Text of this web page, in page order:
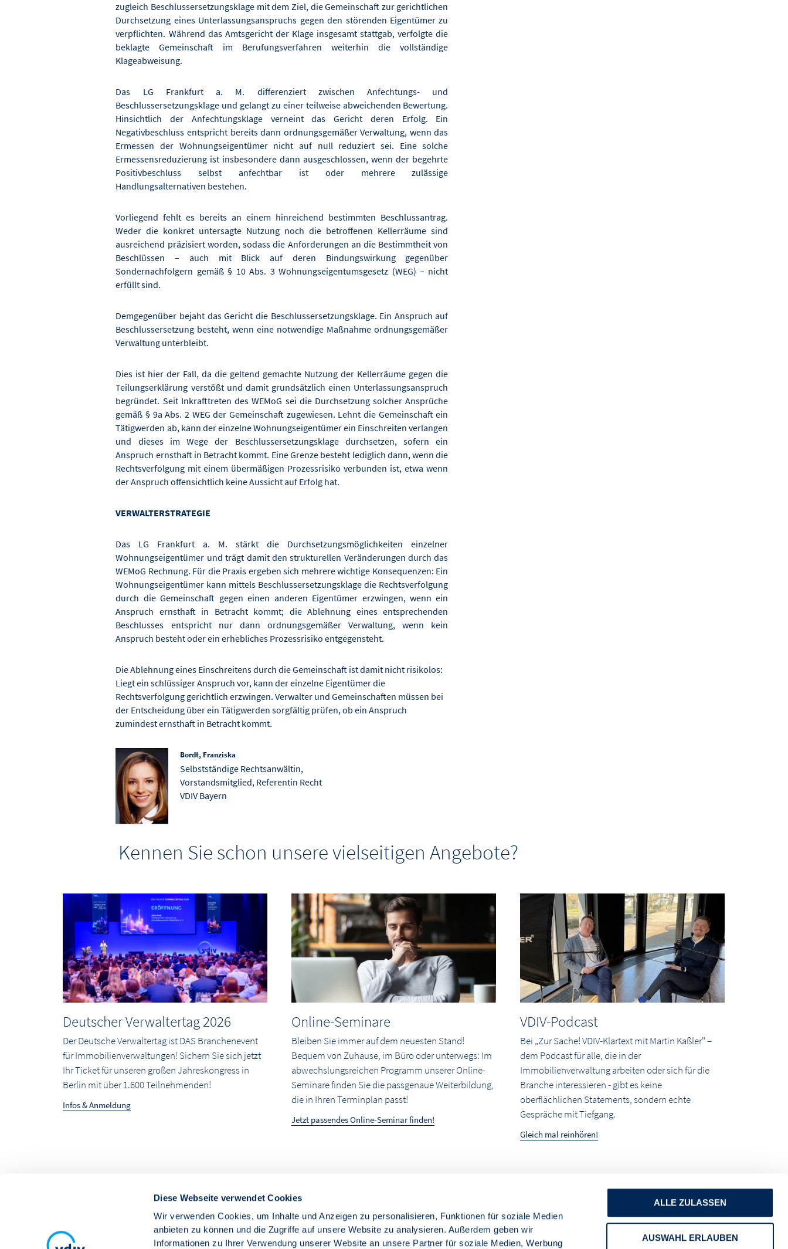
Diese Webseite verwendet Cookies
Wir verwenden Cookies, um Inhalte und Anzeigen zu personalisieren, Funktionen für soziale Medien
anbieten zu können und die Zugriffe auf unsere Website zu analysieren. Außerdem geben wir
Informationen zu Ihrer Verwendung unserer Website an unsere Partner für soziale Medien, Werbung
ALLE ZULASSEN
AUSWAHL ERLAUBEN
zugleich Beschlussersetzungsklage mit dem Ziel, die Gemeinschaft zur gerichtlichen
Durchsetzung eines Unterlassungsanspruchs gegen den störenden Eigentümer zu
verpflichten. Während das Amtsgericht der Klage insgesamt stattgab, verfolgte die
beklagte Gemeinschaft im Berufungsverfahren weiterhin die vollständige
Klageabweisung.
Das LG Frankfurt a. M. differenziert zwischen Anfechtungs- und
Beschlussersetzungsklage und gelangt zu einer teilweise abweichenden Bewertung.
Hinsichtlich der Anfechtungsklage verneint das Gericht deren Erfolg. Ein
Negativbeschluss entspricht bereits dann ordnungsgemäßer Verwaltung, wenn das
Ermessen der Wohnungseigentümer nicht auf null reduziert sei. Eine solche
Ermessensreduzierung ist insbesondere dann ausgeschlossen, wenn der begehrte
Positivbeschluss selbst anfechtbar ist oder mehrere zulässige
Handlungsalternativen bestehen.
Vorliegend fehlt es bereits an einem hinreichend bestimmten Beschlussantrag.
Weder die konkret untersagte Nutzung noch die betroffenen Kellerräume sind
ausreichend präzisiert worden, sodass die Anforderungen an die Bestimmtheit von
Beschlüssen – auch mit Blick auf deren Bindungswirkung gegenüber
Sondernachfolgern gemäß § 10 Abs. 3 Wohnungseigentumsgesetz (WEG) – nicht
erfüllt sind.
Demgegenüber bejaht das Gericht die Beschlussersetzungsklage. Ein Anspruch auf
Beschlussersetzung besteht, wenn eine notwendige Maßnahme ordnungsgemäßer
Verwaltung unterbleibt.
Dies ist hier der Fall, da die geltend gemachte Nutzung der Kellerräume gegen die
Teilungserklärung verstößt und damit grundsätzlich einen Unterlassungsanspruch
begründet. Seit Inkrafttreten des WEMoG sei die Durchsetzung solcher Ansprüche
gemäß § 9a Abs. 2 WEG der Gemeinschaft zugewiesen. Lehnt die Gemeinschaft ein
Tätigwerden ab, kann der einzelne Wohnungseigentümer ein Einschreiten verlangen
und dieses im Wege der Beschlussersetzungsklage durchsetzen, sofern ein
Anspruch ernsthaft in Betracht kommt. Eine Grenze besteht lediglich dann, wenn die
Rechtsverfolgung mit einem übermäßigen Prozessrisiko verbunden ist, etwa wenn
der Anspruch offensichtlich keine Aussicht auf Erfolg hat.
VERWALTERSTRATEGIE
Das LG Frankfurt a. M. stärkt die Durchsetzungsmöglichkeiten einzelner
Wohnungseigentümer und trägt damit den strukturellen Veränderungen durch das
WEMoG Rechnung. Für die Praxis ergeben sich mehrere wichtige Konsequenzen: Ein
Wohnungseigentümer kann mittels Beschlussersetzungsklage die Rechtsverfolgung
durch die Gemeinschaft gegen einen anderen Eigentümer erzwingen, wenn ein
Anspruch ernsthaft in Betracht kommt; die Ablehnung eines entsprechenden
Beschlusses entspricht nur dann ordnungsgemäßer Verwaltung, wenn kein
Anspruch besteht oder ein erhebliches Prozessrisiko entgegensteht.
Die Ablehnung eines Einschreitens durch die Gemeinschaft ist damit nicht risikolos:
Liegt ein schlüssiger Anspruch vor, kann der einzelne Eigentümer die
Rechtsverfolgung gerichtlich erzwingen. Verwalter und Gemeinschaften müssen bei
der Entscheidung über ein Tätigwerden sorgfältig prüfen, ob ein Anspruch
zumindest ernsthaft in Betracht kommt.
Bordt, Franziska
Selbstständige Rechtsanwältin,
Vorstandsmitglied, Referentin Recht
VDIV Bayern
Kennen Sie schon unsere vielseitigen Angebote?
Deutscher Verwaltertag 2026
Der Deutsche Verwaltertag ist DAS Branchenevent
für Immobilienverwaltungen! Sichern Sie sich jetzt
Ihr Ticket für unseren großen Jahreskongress in
Berlin mit über 1.600 Teilnehmenden!
Infos & Anmeldung
Online-Seminare
Bleiben Sie immer auf dem neuesten Stand!
Bequem von Zuhause, im Büro oder unterwegs: Im
abwechslungsreichen Programm unserer Online-
Seminare finden Sie die passgenaue Weiterbildung,
die in Ihren Terminplan passt!
Jetzt passendes Online-Seminar finden!
VDIV-Podcast
Bei „Zur Sache! VDIV-Klartext mit Martin Kaßler" –
dem Podcast für alle, die in der
Immobilienverwaltung arbeiten oder sich für die
Branche interessieren - gibt es keine
oberflächlichen Statements, sondern echte
Gespräche mit Tiefgang.
Gleich mal reinhören!